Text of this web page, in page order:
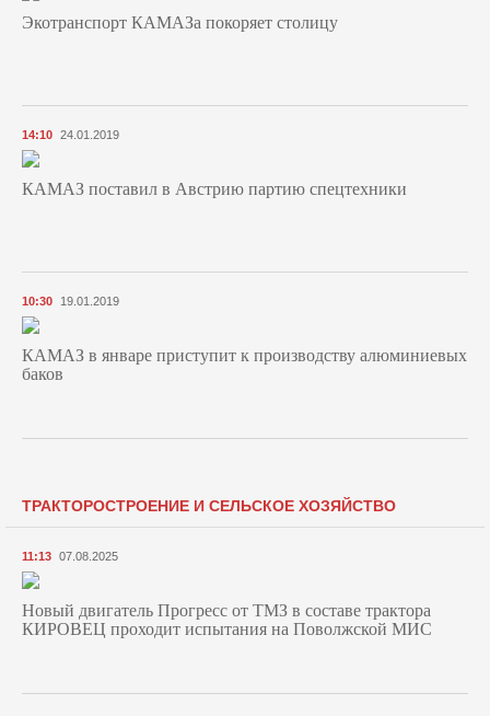
Экотранспорт КАМАЗа покоряет столицу
14:10 24.01.2019
КАМАЗ поставил в Австрию партию спецтехники
10:30 19.01.2019
КАМАЗ в январе приступит к производству алюминиевых
баков
ТРАКТОРОСТРОЕНИЕ И СЕЛЬСКОЕ ХОЗЯЙСТВО
11:13 07.08.2025
Новый двигатель Прогресс от ТМЗ в составе трактора
КИРОВЕЦ проходит испытания на Поволжской МИС